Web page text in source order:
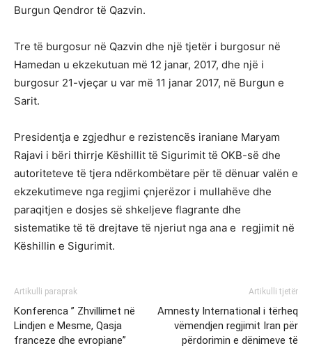
Burgun Qendror të Qazvin.
Tre të burgosur në Qazvin dhe një tjetër i burgosur në
Hamedan u ekzekutuan më 12 janar, 2017, dhe një i
burgosur 21-vjeçar u var më 11 janar 2017, në Burgun e
Sarit.
Presidentja e zgjedhur e rezistencës iraniane Maryam
Rajavi i bëri thirrje Këshillit të Sigurimit të OKB-së dhe
autoriteteve të tjera ndërkombëtare për të dënuar valën e
ekzekutimeve nga regjimi çnjerëzor i mullahëve dhe
paraqitjen e dosjes së shkeljeve flagrante dhe
sistematike të të drejtave të njeriut nga ana e regjimit në
Këshillin e Sigurimit.
Artikulli paraprak
Konferenca ” Zhvillimet në
Lindjen e Mesme, Qasja
franceze dhe evropiane”
Artikulli tjetër
Amnesty International i tërheq
vëmendjen regjimit Iran për
përdorimin e dënimeve të